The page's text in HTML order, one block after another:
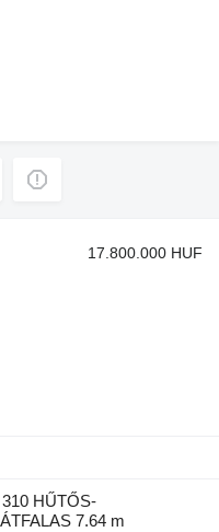
17.800.000 HUF
HŰTŐS-
7.64 m